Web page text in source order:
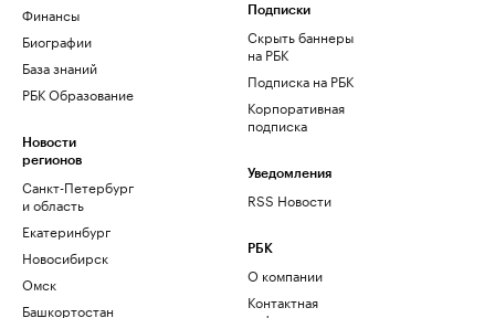
Финансы
Биографии
База знаний
РБК Образование
Новости
регионов
Санкт-Петербург
и область
Екатеринбург
Новосибирск
Омск
Башкортостан
Подписки
Скрыть баннеры
на РБК
Подписка на РБК
Корпоративная
подписка
Уведомления
RSS Новости
РБК
О компании
Контактная